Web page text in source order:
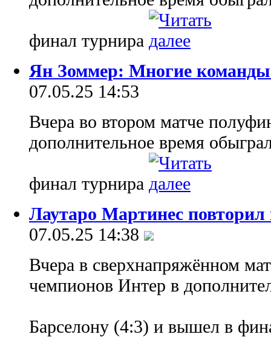
финал турнира
Ян Зоммер: Многие
07.05.25 14:53
Вчера во втором матче
дополнительное время
финал турнира
Лаутаро Мартинес
07.05.25 14:38
Вчера в сверхнапряжённом
чемпионов Интер в
Барселону (4:3) и вышел в